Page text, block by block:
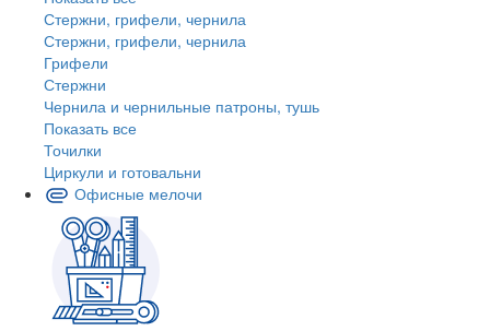
Стержни, грифели, чернила
Стержни, грифели, чернила
Грифели
Стержни
Чернила и чернильные патроны, тушь
Показать все
Точилки
Циркули и готовальни
Офисные мелочи